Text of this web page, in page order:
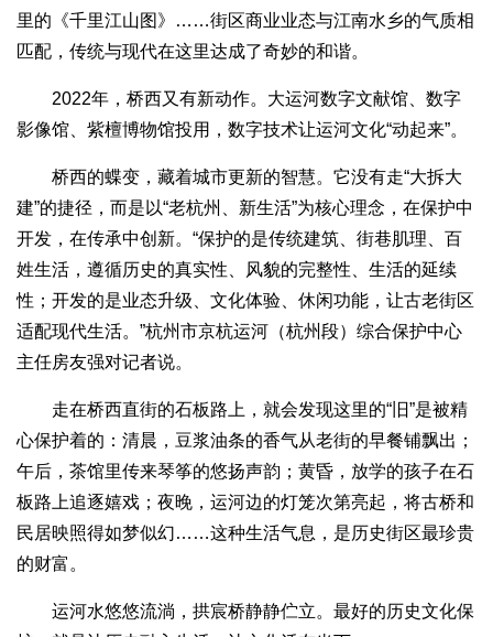
里的《千里江山图》……街区商业业态与江南水乡的气质相
匹配，传统与现代在这里达成了奇妙的和谐。
2022年，桥西又有新动作。大运河数字文献馆、数字
影像馆、紫檀博物馆投用，数字技术让运河文化“动起来”。
桥西的蝶变，藏着城市更新的智慧。它没有走“大拆大
建”的捷径，而是以“老杭州、新生活”为核心理念，在保护中
开发，在传承中创新。“保护的是传统建筑、街巷肌理、百
姓生活，遵循历史的真实性、风貌的完整性、生活的延续
性；开发的是业态升级、文化体验、休闲功能，让古老街区
适配现代生活。”杭州市京杭运河（杭州段）综合保护中心
主任房友强对记者说。
走在桥西直街的石板路上，就会发现这里的“旧”是被精
心保护着的：清晨，豆浆油条的香气从老街的早餐铺飘出；
午后，茶馆里传来琴筝的悠扬声韵；黄昏，放学的孩子在石
板路上追逐嬉戏；夜晚，运河边的灯笼次第亮起，将古桥和
民居映照得如梦似幻……这种生活气息，是历史街区最珍贵
的财富。
运河水悠悠流淌，拱宸桥静静伫立。最好的历史文化保